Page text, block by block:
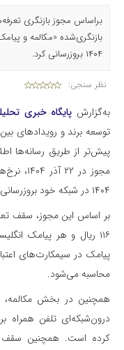
براساس مجوز بازنگری
۱۴۰۴ بروزرسانی کرد.
نظر سنجی:
به‌گزارش پایگاه خبری
پیش‌تر از طریق رسانه‌ها
۱۴۰۴ در شبکه خود بروزرسانی می‌کند.
بر اساس این مجوز، سقف
محاسبه می‌شود.
همچنین در بخش مکالمه،
کرده است. همچنین سقف